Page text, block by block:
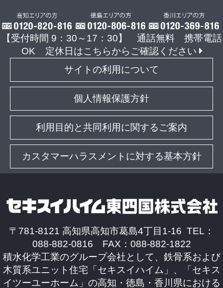
【受付時間 9：30～17：30】 通話無料 携帯電話
OK
定休日はこちらからご確認ください
サイトの利用について
個人情報保護方針
利用目的と共同利用に関するご案内
カスタマーハラスメントに対する基本方針
〒781-8121 高知県高知市葛島4丁目1-16 TEL：
088-882-0816 FAX：088-882-1822
積水化学工業のグループ会社として、鉄骨系および
木質系ユニット住宅「セキスイハイム」、「セキス
イツーユーホーム」の高知・徳島・香川県における